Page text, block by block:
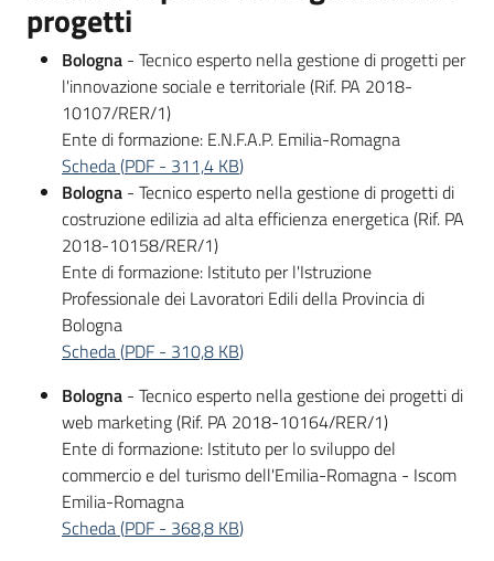
progetti
Bologna - Tecnico esperto nella gestione di progetti per
l'innovazione sociale e territoriale (Rif. PA 2018-
10107/RER/1)
Ente di formazione: E.N.F.A.P. Emilia-Romagna
Scheda(PDF - 311,4 KB)
Bologna - Tecnico esperto nella gestione di progetti di
costruzione edilizia ad alta efficienza energetica (Rif. PA
2018-10158/RER/1)
Ente di formazione: Istituto per l'Istruzione
Professionale dei Lavoratori Edili della Provincia di
Bologna
Scheda(PDF - 310,8 KB)
Bologna - Tecnico esperto nella gestione dei progetti di
web marketing (Rif. PA 2018-10164/RER/1)
Ente di formazione: Istituto per lo sviluppo del
commercio e del turismo dell'Emilia-Romagna - Iscom
Emilia-Romagna
Scheda(PDF - 368,8 KB)